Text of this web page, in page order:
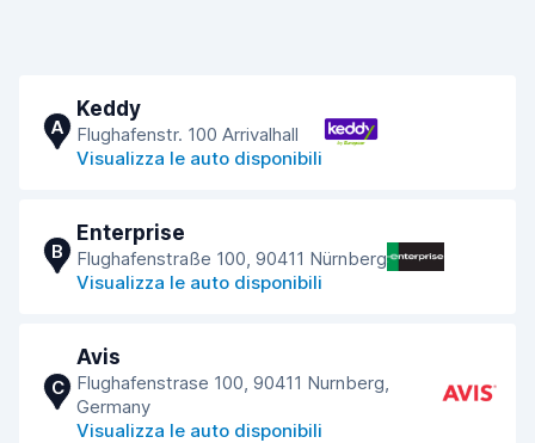
A
Keddy
Flughafenstr. 100 Arrivalhall
Visualizza le auto disponibili
B
Enterprise
Flughafenstraße 100, 90411 Nürnberg
Visualizza le auto disponibili
C
Avis
Flughafenstrase 100, 90411 Nurnberg,
Germany
Visualizza le auto disponibili